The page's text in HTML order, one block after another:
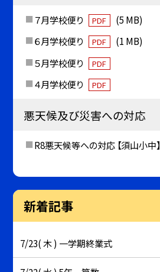
７月学校便り PDF
(5 MB)
６月学校便り
PDF
(1 MB)
５月学校便り
PDF
４月学校便り PDF
悪天候及び災害への対応
R8悪天候等への対応 【須山小中】
新着記事
7/23( 木 ) 一学期終業式